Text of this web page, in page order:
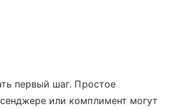
первый шаг. Простое
или комплимент могут